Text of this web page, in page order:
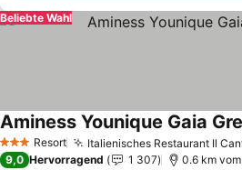
Beliebte Wahl
3 SterneResort Italienisches Restaurant Il
Aminess Younique Gaia
9,0 Hervorragend 1 307 0.6 km